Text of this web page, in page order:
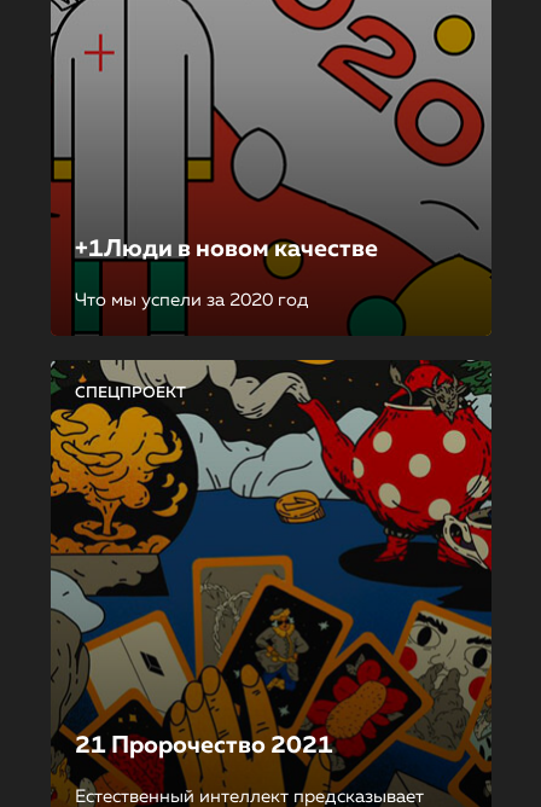
+1Люди в новом качестве
Что мы успели за 2020 год
СПЕЦПРОЕКТ
21 Пророчество 2021
Естественный интеллект предсказывает